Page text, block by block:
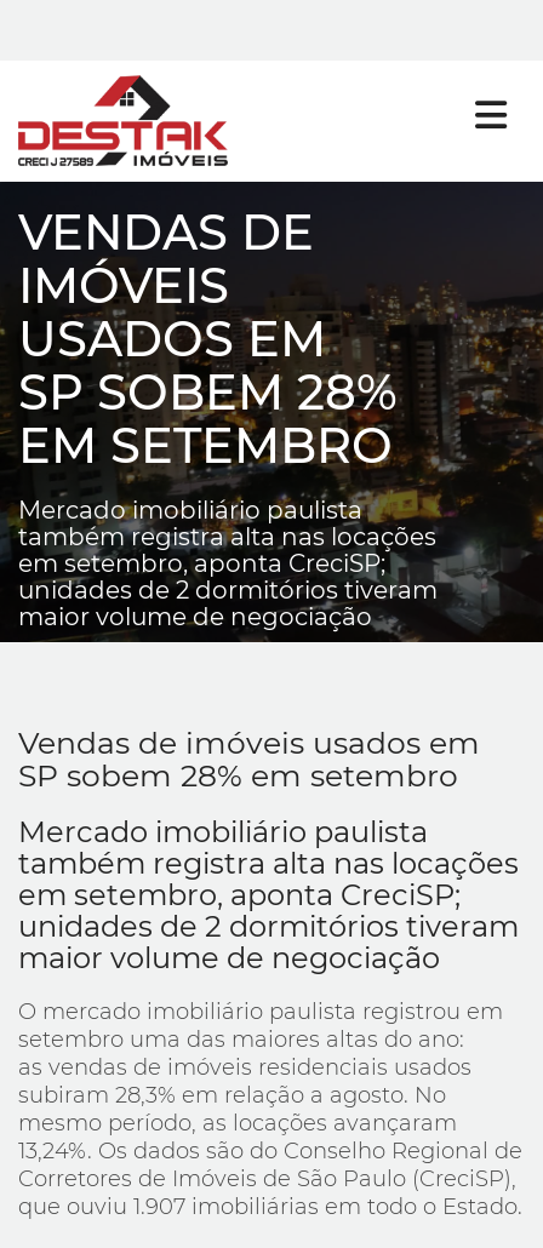
VENDAS DE
IMÓVEIS
USADOS EM
SP SOBEM 28%
EM SETEMBRO
Mercado imobiliário paulista
também registra alta nas locações
em setembro, aponta CreciSP;
unidades de 2 dormitórios tiveram
maior volume de negociação
Vendas de imóveis usados em
SP sobem 28% em setembro
Mercado imobiliário paulista
também registra alta nas locações
em setembro, aponta CreciSP;
unidades de 2 dormitórios tiveram
maior volume de negociação
O mercado imobiliário paulista registrou em
setembro uma das maiores altas do ano:
as vendas de imóveis residenciais usados
subiram 28,3% em relação a agosto. No
mesmo período, as locações avançaram
13,24%. Os dados são do Conselho Regional de
Corretores de Imóveis de São Paulo (CreciSP),
que ouviu 1.907 imobiliárias em todo o Estado.